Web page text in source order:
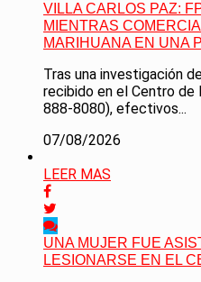
VILLA CARLOS PAZ:
MIENTRAS
MARIHUANA EN UNA
Tras una investigación
recibido en el Centro de
888-8080), efectivos...
07/08/2026
LEER MAS
UNA MUJER FUE
LESIONARSE EN EL